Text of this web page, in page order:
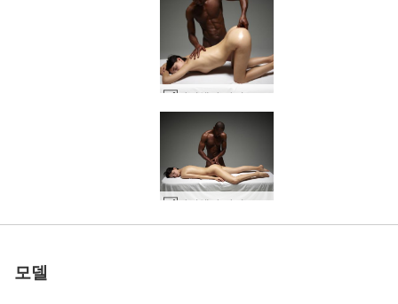
아리엘과 마이크 깊은 에로틱 마사지 #47
아리엘과 마이크 깊은 에로틱 마사지 #27
아리엘과 마이크 깊은 에로틱 마사지 #53
아리엘과 마이크 깊은 에로틱 마사지 #50
세계 1위 에로틱 사이트
우리와 함께하세
요
아리엘과 마이크 깊은 에로틱 마사지 #28
아리엘과 마이크 깊은 에로틱 마사지 #26
아리엘과 마이크 깊은 에로틱 마사지 #34
아리엘과 마이크 깊은 에로틱 마사지 #37
아리엘과 마이크 깊은 에로틱 마사지 #23
아리엘과 마이크 깊은 에로틱 마사지 #30
세계 1위 에로틱 사이트
우리와 함께하세
요
아리엘과 마이크 깊은 에로틱 마사지 #36
아리엘과 마이크 깊은 에로틱 마사지 #22
아리엘과 마이크 깊은 에로틱 마사지 #19
아리엘과 마이크 깊은 에로틱 마사지 #38
아리엘과 마이크 깊은 에로틱 마사지 #35
아리엘과 마이크 깊은 에로틱 마사지 #20
세계 1위 에로틱 사이트
우리와 함께하세
요
아리엘과 마이크 깊은 에로틱 마사지 #6
아리엘과 마이크 깊은 에로틱 마사지 #3
아리엘과 마이크 깊은 에로틱 마사지 #7
아리엘과 마이크 깊은 에로틱 마사지 #8
아리엘과 마이크의 부드러운 터치 #44
아리엘과 마이크의 부드러운 터치 #48
아리엘과 마이크의 부드러운 터치 #43아리엘과 마이크 깊은 에로틱 마사지 #2
아리엘과 마이크의 부드러운 터치 #50
아리엘과 마이크의 부드러운 터치 #45
세계 1위 에로틱 사이트
우리와 함께하세
요
아리엘과 마이크의 부드러운 터치 #40
아리엘과 마이크의 부드러운 터치 #41
아리엘과 마이크의 부드러운 터치 #52아리엘과 마이크 성적 마사지 #41
아리엘과 로빈의 알몸 #12
아리엘과 마이크 성적 마사지 #38
세계 1위 에로틱 사이트
우리와 함께하세
요
아리엘과 로빈의 알몸 #27
아리엘과 로빈의 알몸 #8
아리엘과 마이크 만들기 #35
아리엘과 로빈의 알몸 #16
아리엘과 마이크 만들기 #31
아리엘과 로빈의 알몸 #28
세계 1위 에로틱 사이트
우리와 함께하세
요
아리엘과 로빈의 알몸 #29
모델